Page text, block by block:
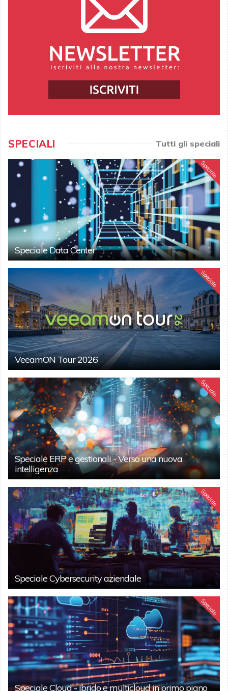
SPECIALI Tutti gli speciali
Speciale
Speciale Data Center
Speciale
VeeamON Tour 2026
Speciale
Speciale ERP e gestionali - Verso una nuova
intelligenza
Speciale
Speciale Cybersecurity aziendale
Speciale
Speciale Cloud - Ibrido e multicloud in primo piano